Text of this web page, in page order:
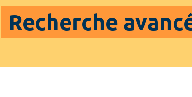
Recherche